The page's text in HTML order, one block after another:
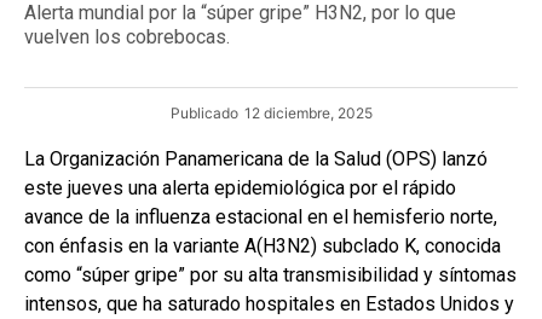
Alerta mundial por la “súper gripe” H3N2, por lo que
vuelven los cobrebocas.
Publicado 12 diciembre, 2025
La Organización Panamericana de la Salud (OPS) lanzó
este jueves una alerta epidemiológica por el rápido
avance de la influenza estacional en el hemisferio norte,
con énfasis en la variante A(H3N2) subclado K, conocida
como “súper gripe” por su alta transmisibilidad y síntomas
intensos, que ha saturado hospitales en Estados Unidos y